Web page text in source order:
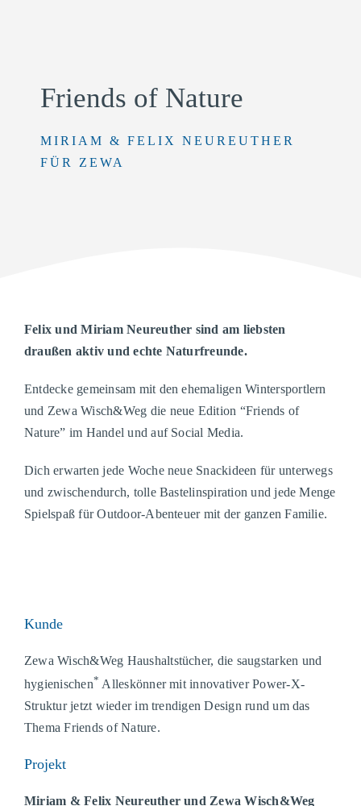
Friends of Nature
MIRIAM & FELIX NEUREUTHER
FÜR ZEWA
Felix und Miriam Neureuther sind am liebsten
draußen aktiv und echte Naturfreunde.
Entdecke gemeinsam mit den ehemaligen Wintersportlern
und Zewa Wisch&Weg die neue Edition “Friends of
Nature” im Handel und auf Social Media.
Dich erwarten jede Woche neue Snackideen für unterwegs
und zwischendurch, tolle Bastelinspiration und jede Menge
Spielspaß für Outdoor-Abenteuer mit der ganzen Familie.
Kunde
Zewa Wisch&Weg Haushaltstücher, die saugstarken und
hygienischen* Alleskönner mit innovativer Power-X-
Struktur jetzt wieder im trendigen Design rund um das
Thema Friends of Nature.
Projekt
Miriam & Felix Neureuther und Zewa Wisch&Weg